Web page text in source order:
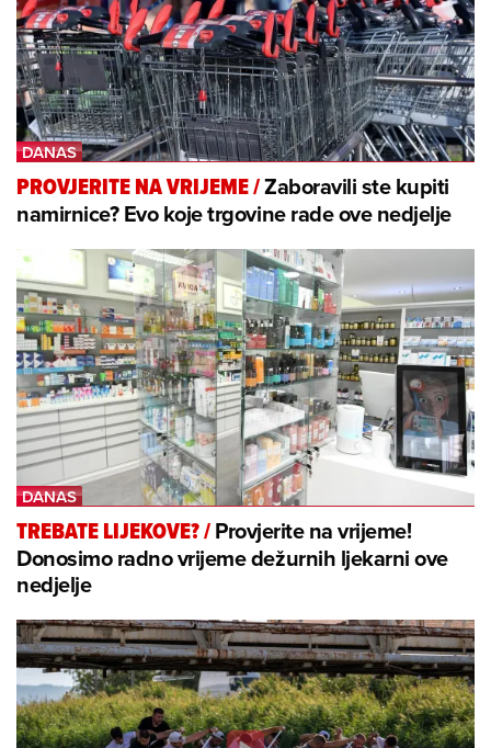
PROVJERITE NA VRIJEME/Zaboravili ste kupiti
namirnice? Evo koje trgovine rade ove nedjelje
TREBATE LIJEKOVE?/Provjerite na vrijeme!
Donosimo radno vrijeme dežurnih ljekarni ove
nedjelje